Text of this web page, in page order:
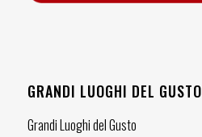
GRANDI LUOGHI DEL GUSTO
Grandi Luoghi del Gusto